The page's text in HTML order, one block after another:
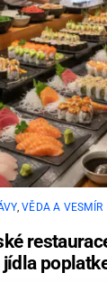
,VĚDA A VESMÍR